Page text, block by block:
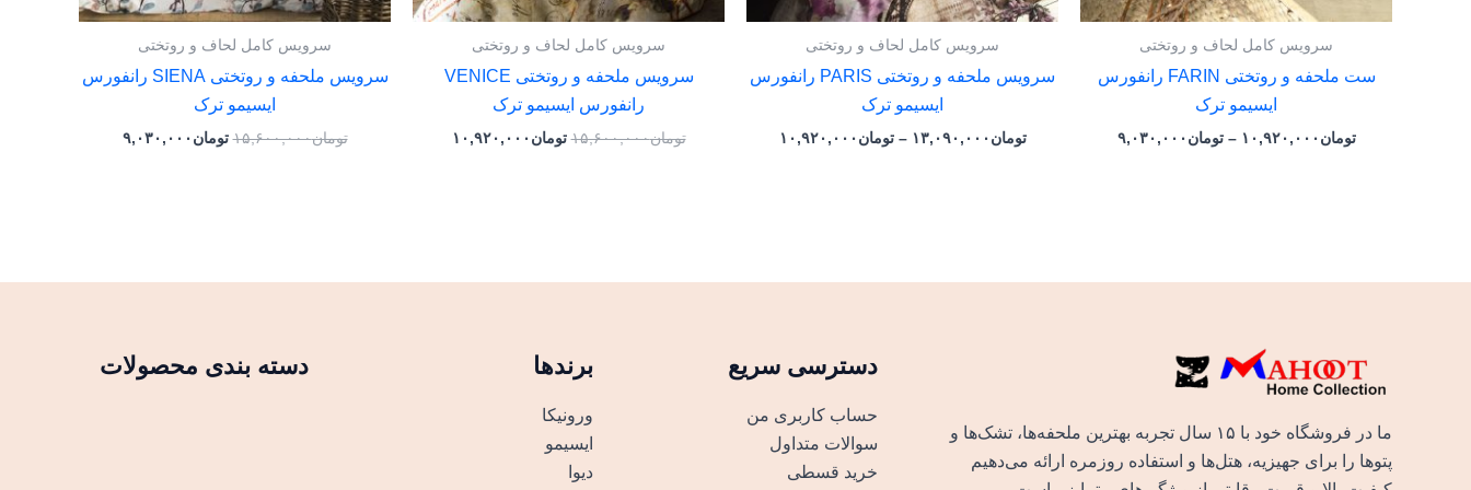
سرویس کامل لحاف و روتختی
ست ملحفه و روتختی FARIN رانفورس
ایسیمو ترک
تومان ۱۰,۹۲۰,۰۰۰ – تومان ۹,۰۳۰,۰۰۰
سرویس کامل لحاف و روتختی
سرویس ملحفه و روتختی PARIS رانفورس
ایسیمو ترک
تومان ۱۳,۰۹۰,۰۰۰ – تومان ۱۰,۹۲۰,۰۰۰
سرویس کامل لحاف و روتختی
سرویس ملحفه و روتختی VENICE
رانفورس ایسیمو ترک
تومان۱۵,۶۰۰,۰۰۰ تومان ۱۰,۹۲۰,۰۰۰
سرویس کامل لحاف و روتختی
سرویس ملحفه و روتختی SIENA رانفورس
ایسیمو ترک
تومان۱۵,۶۰۰,۰۰۰ تومان ۹,۰۳۰,۰۰۰
ما در فروشگاه خود با ۱۵ سال تجربه بهترین ملحفه‌ها، تشک‌ها و
پتوها را برای جهیزیه، هتل‌ها و استفاده روزمره ارائه می‌دهیم
دسترسی سریع
حساب کاربری من
سوالات متداول
خرید قسطی
برندها
ورونیکا
ایسیمو
دیوا
دسته بندی محصولات